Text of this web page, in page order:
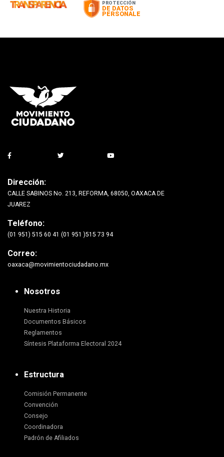
Dirección:
CALLE SABINOS No. 213, REFORMA, 68050, OAXACA DE
JUAREZ
Teléfono:
(01 951) 515 60 41 (01 951 )515 73 94
Correo:
oaxaca@movimientociudadano.mx
Nosotros
Nuestra Historia
Documentos Básicos
Reglamentos
Síntesis Plataforma Electoral 2024
Estructura
Comisión Permanente
Convención
Consejo
Coordinadora
Padrón de Afiliados